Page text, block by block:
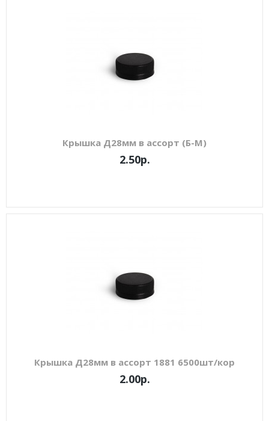
Крышка Д28мм в ассорт (Б-М)
2.50р.
Крышка Д28мм в ассорт 1881 6500шт/кор
2.00р.